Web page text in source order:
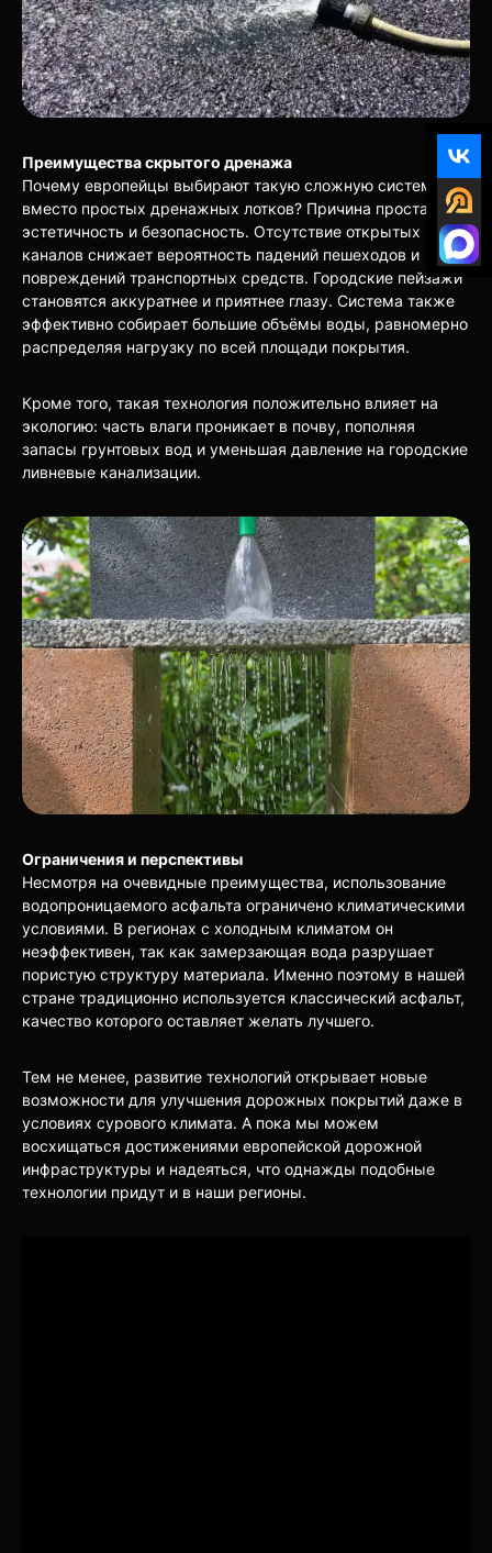
Преимущества скрытого дренажа
Почему европейцы выбирают такую сложную систему
вместо простых дренажных лотков? Причина проста:
эстетичность и безопасность. Отсутствие открытых
каналов снижает вероятность падений пешеходов и
повреждений транспортных средств. Городские пейзажи
становятся аккуратнее и приятнее глазу. Система также
эффективно собирает большие объёмы воды, равномерно
распределяя нагрузку по всей площади покрытия.
Кроме того, такая технология положительно влияет на
экологию: часть влаги проникает в почву, пополняя
запасы грунтовых вод и уменьшая давление на городские
ливневые канализации.
Ограничения и перспективы
Несмотря на очевидные преимущества, использование
водопроницаемого асфальта ограничено климатическими
условиями. В регионах с холодным климатом он
неэффективен, так как замерзающая вода разрушает
пористую структуру материала. Именно поэтому в нашей
стране традиционно используется классический асфальт,
качество которого оставляет желать лучшего.
Тем не менее, развитие технологий открывает новые
возможности для улучшения дорожных покрытий даже в
условиях сурового климата. А пока мы можем
восхищаться достижениями европейской дорожной
инфраструктуры и надеяться, что однажды подобные
технологии придут и в наши регионы.